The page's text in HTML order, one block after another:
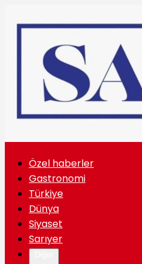
Özel haberler
Gastronomi
Türkiye
Dünya
Siyaset
Sarıyer